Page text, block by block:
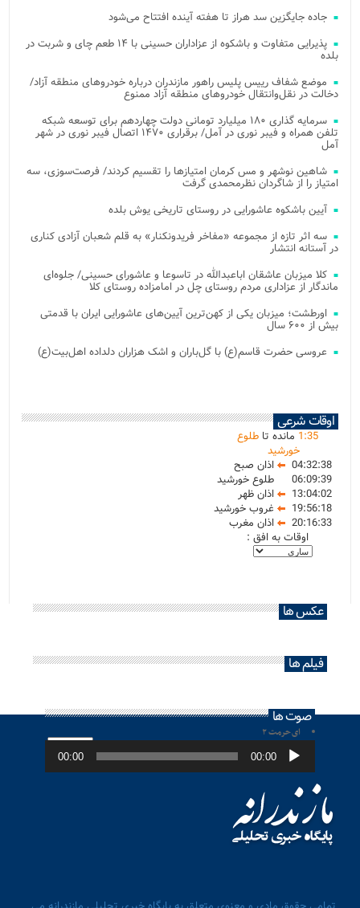
جاده جایگزین سد هراز تا هفته آینده افتتاح می‌شود
پذیرایی متفاوت و باشکوه از عزاداران حسینی با ۱۴ طعم چای و شربت در
بلده
موضع شفاف رییس پلیس راهور مازندران درباره خودروهای منطقه آزاد/
دخالت در نقل‌وانتقال خودروهای منطقه آزاد ممنوع
سرمایه گذاری ۱۸۰ میلیارد تومانی دولت چهاردهم برای توسعه شبکه
تلفن همراه و فیبر نوری در آمل/ برقراری ۱۴۷۰ اتصال فیبر نوری در شهر
آمل
شاهین نوشهر و مس کرمان امتیازها را تقسیم کردند/ فرصت‌سوزی، سه
امتیاز را از شاگردان نظرمحمدی گرفت
آیین باشکوه عاشورایی در روستای تاریخی یوش بلده
سه اثر تازه از مجموعه «مفاخر فریدونکنار» به قلم شعبان آزادی کناری
در آستانه انتشار
کلا میزبان عاشقان اباعبدالله در تاسوعا و عاشورای حسینی/ جلوه‌ای
ماندگار از عزاداری مردم روستای چل در امامزاده روستای کلا
اورطشت؛ میزبان یکی از کهن‌ترین آیین‌های عاشورایی ایران با قدمتی
بیش از ۶۰۰ سال
عروسی حضرت قاسم(ع) با گل‌باران و اشک هزاران دلداده اهل‌بیت(ع)
اوقات شرعی
1:35 مانده تاطلوع
خورشید
04:32:38
اذان صبح
06:09:39
طلوع خورشید
13:04:02
اذان ظهر
19:56:18
غروب خورشید
20:16:33
اذان مغرب
اوقات به افق :
عکس ها
فیلم ها
صوت ها
ای حرمت ۲
پخش‌کننده
صوت 00:00
00:00